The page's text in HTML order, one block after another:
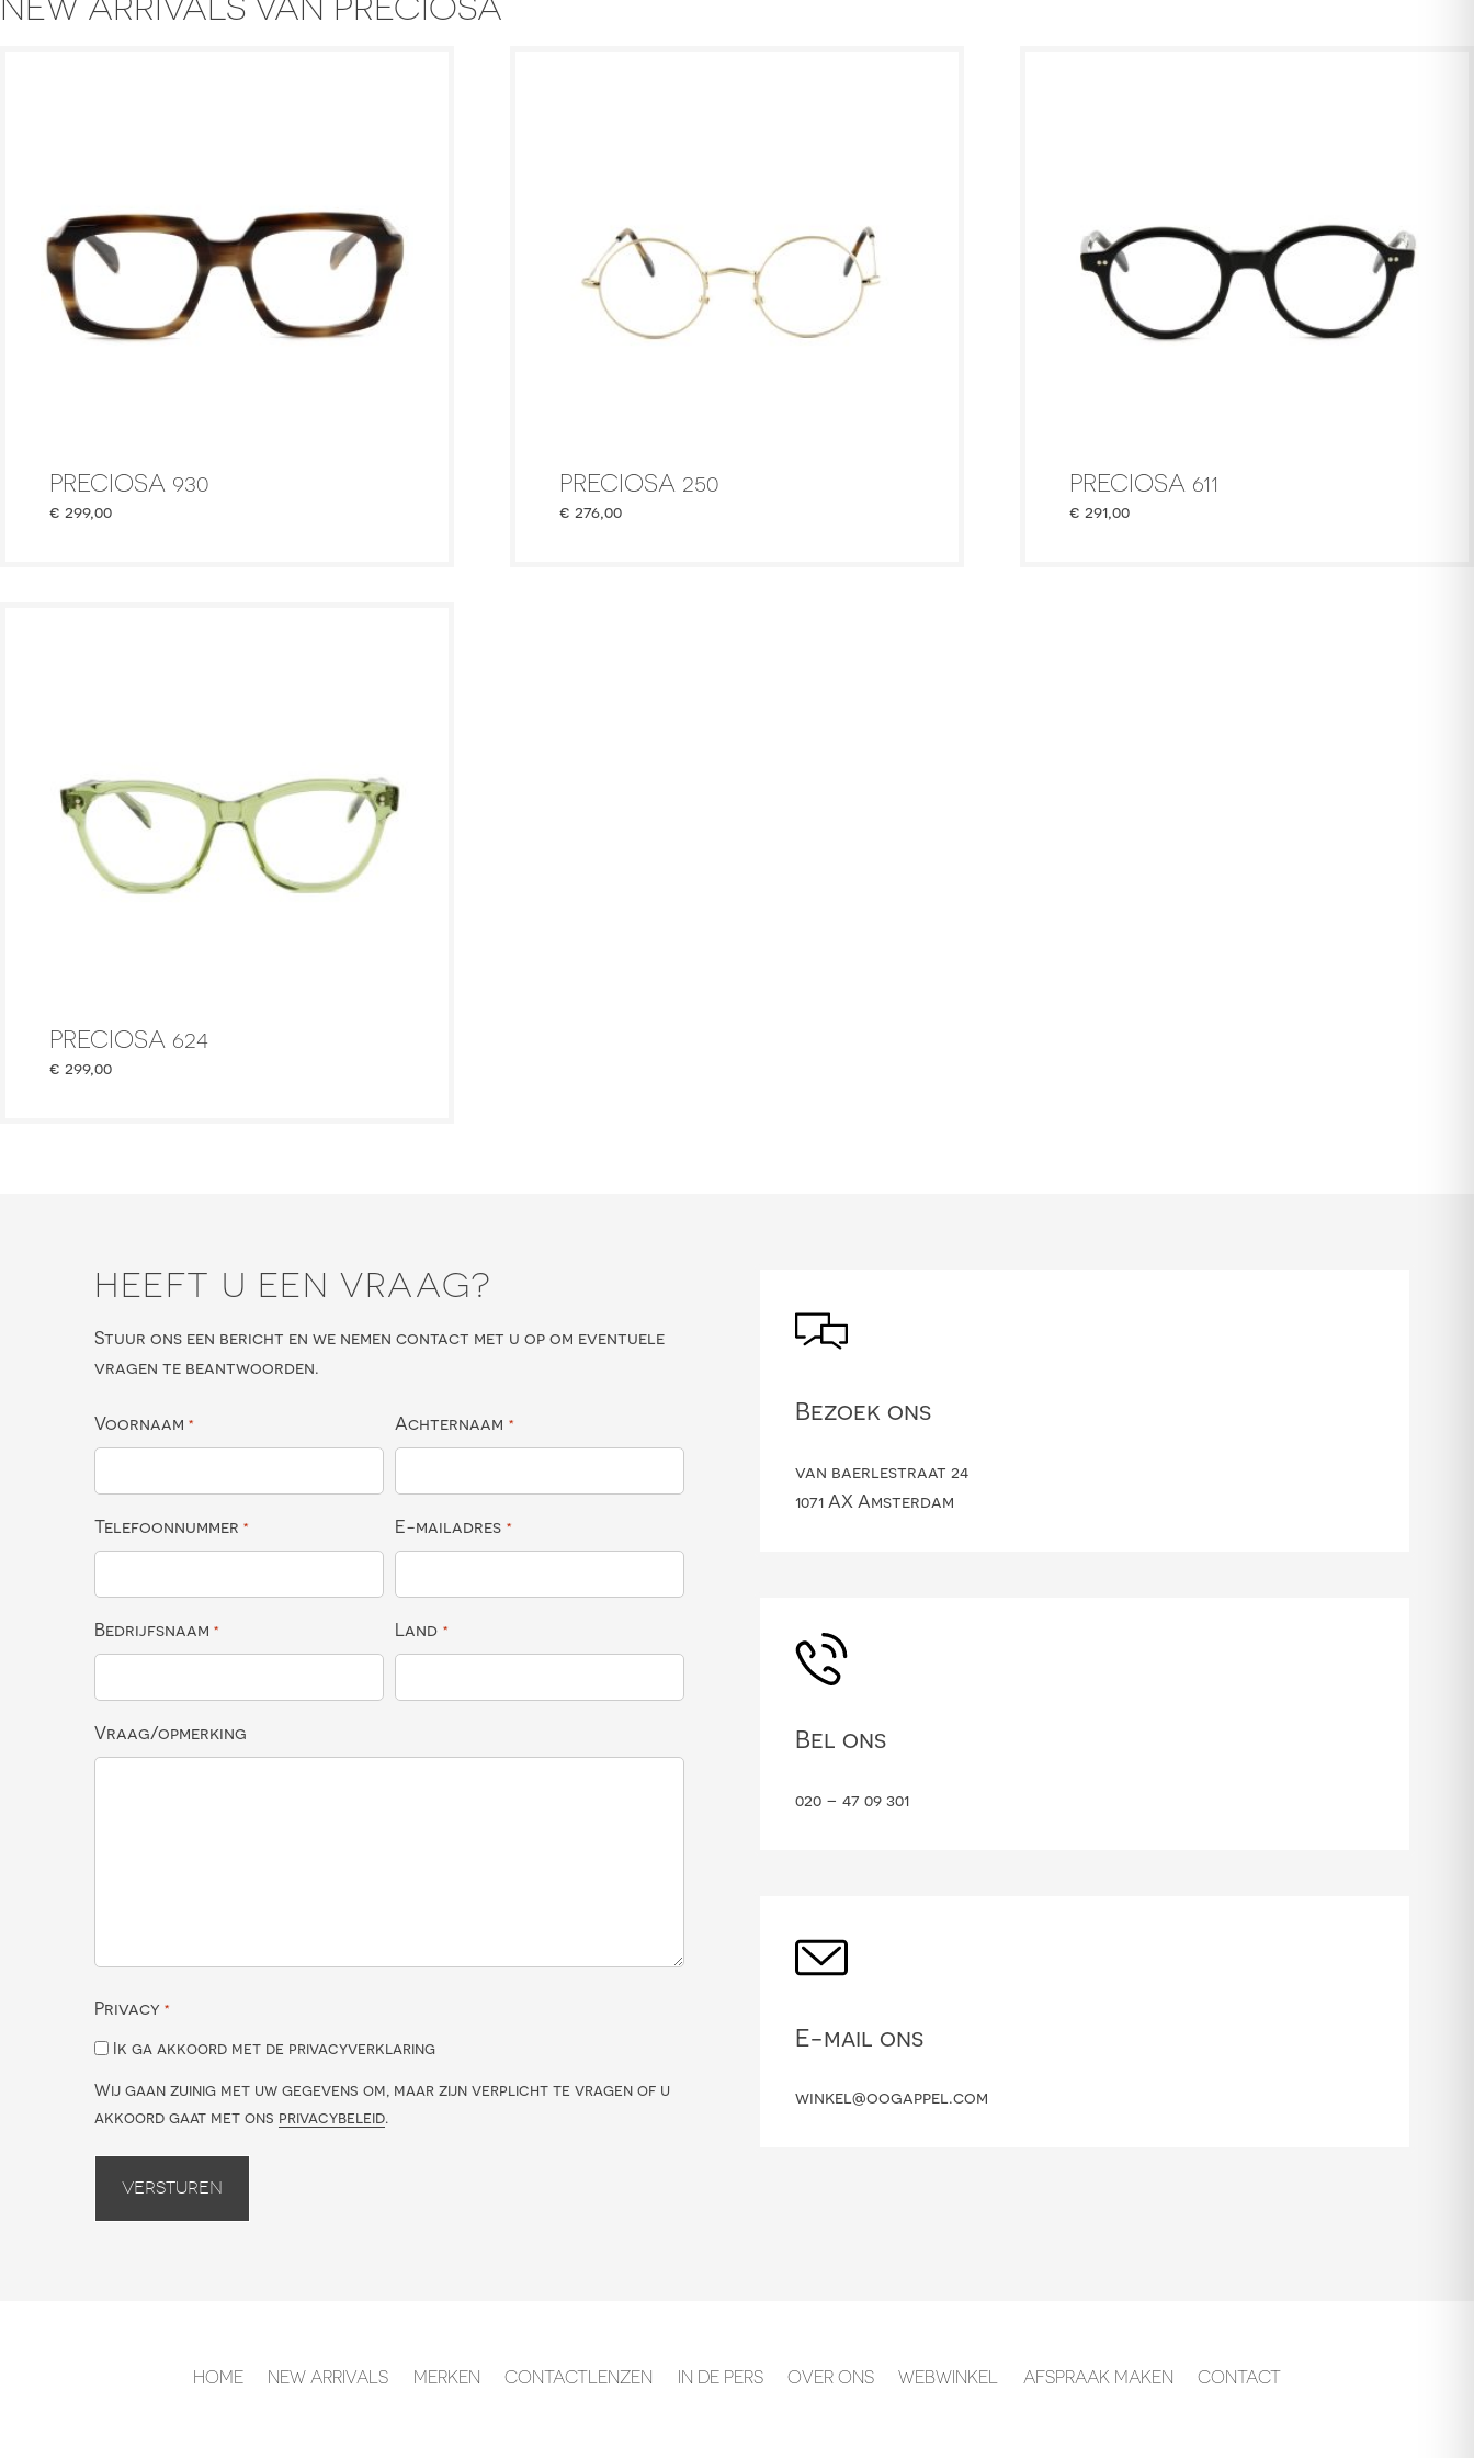
NEW ARRIVALS VAN PRECIOSA
PRECIOSA 930
€ 299,00
PRECIOSA 250
€ 276,00
PRECIOSA 611
€ 291,00
PRECIOSA 624
€ 299,00
HEEFT U EEN VRAAG?
Stuur ons een bericht en we nemen contact met u op om eventuele
vragen te beantwoorden.
Voornaam * Achternaam *
Telefoonnummer * E-mailadres *
Bedrijfsnaam * Land *
Vraag/opmerking
Privacy *
Ik ga akkoord met de privacyverklaring
Wij gaan zuinig met uw gegevens om, maar zijn verplicht te vragen of u
akkoord gaat met ons privacybeleid.
Versturen
Bezoek ons
van baerlestraat 24
1071 AX Amsterdam
Bel ons
020 – 47 09 301
E-mail ons
winkel@oogappel.com
HOME NEW ARRIVALS MERKEN CONTACTLENZEN IN DE PERS OVER ONS WEBWINKEL AFSPRAAK MAKEN CONTACT